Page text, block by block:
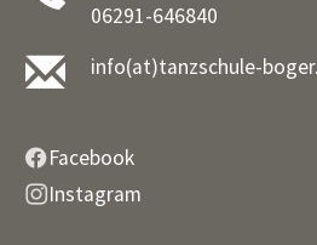
06291-646840
info(at)tanzschule-
Facebook
Instagram